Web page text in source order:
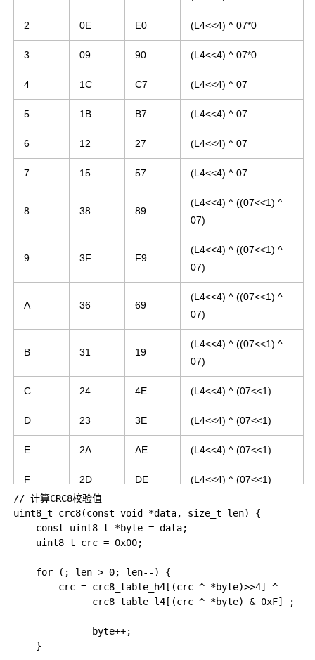
2 0E E0 (L4<<4) ^ 07*0
3 09 90 (L4<<4) ^ 07*0
4 1C C7 (L4<<4) ^ 07
5 1B B7 (L4<<4) ^ 07
6 12 27 (L4<<4) ^ 07
7 15 57 (L4<<4) ^ 07
8 38 89
(L4<<4) ^ ((07<<1) ^
07)
9 3F F9
(L4<<4) ^ ((07<<1) ^
07)
A 36 69
(L4<<4) ^ ((07<<1) ^
07)
B 31 19
(L4<<4) ^ ((07<<1) ^
07)
C 24 4E (L4<<4) ^ (07<<1)
D 23 3E (L4<<4) ^ (07<<1)
E 2A AE (L4<<4) ^ (07<<1)
F 2D DE
(L4<<4) ^ (07<<1)
// 计算CRC8校验值
uint8_t crc8(const void *data, size_t len) {
    const uint8_t *byte = data;
    uint8_t crc = 0x00;
    for (; len > 0; len--) {
        crc = crc8_table_h4[(crc ^ *byte)>>4] ^
              crc8_table_l4[(crc ^ *byte) & 0xF] ;
              byte++;
    }